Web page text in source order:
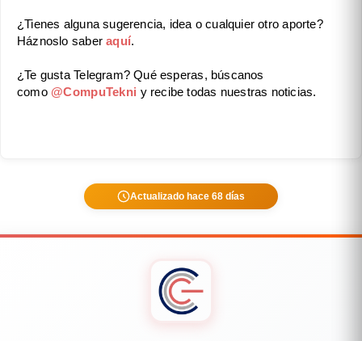
¿Tienes alguna sugerencia, idea o cualquier otro aporte?
Háznoslo saberaquí.
¿Te gusta Telegram? Qué esperas, búscanos
como @CompuTekni y recibe todas nuestras noticias.
Actualizado hace 68 días